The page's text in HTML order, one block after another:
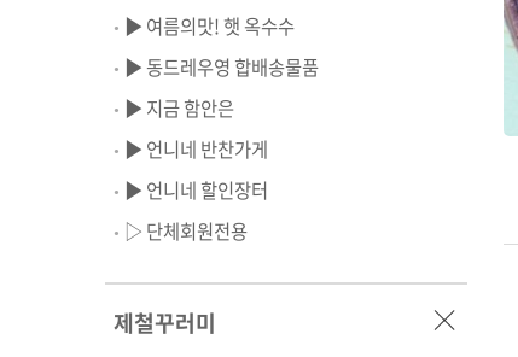
▶ 여름의맛! 햇 옥수수
▶ 동드레우영 합배송물품
▶ 지금 함안은
▶ 언니네 반찬가게
▶ 언니네 할인장터
▷ 단체회원전용
제철꾸러미